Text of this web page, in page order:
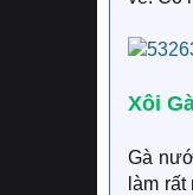
Xôi
Gà
làm